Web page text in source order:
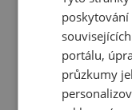
Nová tvář
Nový
všestranností
poskytování
portálu,
průzkumy